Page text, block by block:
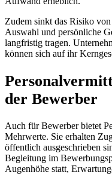
Zudem sinkt das Risiko
Auswahl und persönliche
langfristig tragen.
können sich auf ihr
der Bewerber
Auch für Bewerber bietet
Mehrwerte. Sie erhalten
öffentlich ausgeschrieben
Begleitung im
Augenhöhe statt,